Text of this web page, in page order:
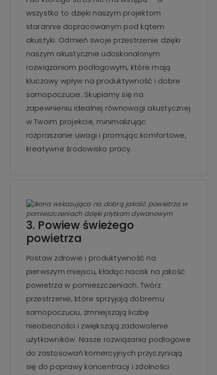
wszystko to dzięki naszym projektom
starannie dopracowanym pod kątem
akustyki. Odmień swoje przestrzenie dzięki
naszym akustycznie udoskonalonym
rozwiązaniom podłogowym, które mają
kluczowy wpływ na produktywność i dobre
samopoczucie. Skupiamy się na
zapewnieniu idealnej równowagi akustycznej
w Twoim projekcie, minimalizując
rozpraszanie uwagi i promując komfortowe,
kreatywne środowisko pracy.
3. Powiew świeżego
powietrza
Postaw zdrowie i produktywność na
pierwszym miejscu, kładąc nacisk na jakość
powietrza w pomieszczeniach. Twórz
przestrzenie, które sprzyjają dobremu
samopoczuciu, zmniejszają liczbę
nieobecności i zwiększają zadowolenie
użytkowników. Nasze rozwiązania podłogowe
do zastosowań komercyjnych przyczyniają
się do poprawy koncentracji i zdolności